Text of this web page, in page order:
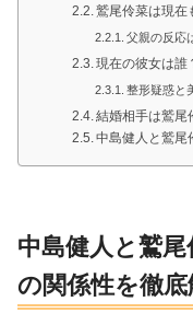
鷲尾伶菜は現在
父親の反応
現在の彼女は誰
整形疑惑と
結婚相手は鷲尾
中島健人と鷲尾
中島健人と鷲
の関係性を徹底